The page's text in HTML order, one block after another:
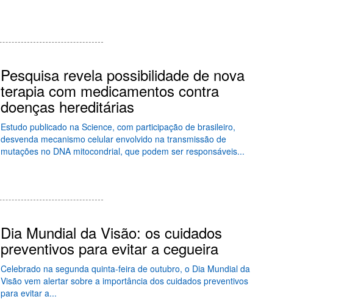
Pesquisa revela possibilidade de nova
terapia com medicamentos contra
doenças hereditárias
Estudo publicado na Science, com participação de brasileiro,
desvenda mecanismo celular envolvido na transmissão de
mutações no DNA mitocondrial, que podem ser responsáveis...
Dia Mundial da Visão: os cuidados
preventivos para evitar a cegueira
Celebrado na segunda quinta-feira de outubro, o Dia Mundial da
Visão vem alertar sobre a importância dos cuidados preventivos
para evitar a...